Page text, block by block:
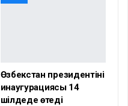
Өзбекстан президентінің
инаугурациясы 14
шілдеде өтеді